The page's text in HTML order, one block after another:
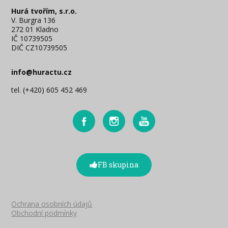
Hurá tvořím, s.r.o.
V. Burgra 136
272 01 Kladno
IČ 10739505
DIČ CZ10739505
info@huractu.cz
tel. (+420) 605 452 469
FB skupina
Ochrana osobních údajů
Obchodní podmínky